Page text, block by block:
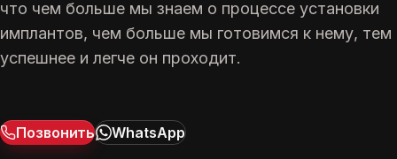
что чем больше мы знаем о процессе установки
имплантов, чем больше мы готовимся к нему, тем
успешнее и легче он проходит.
Позвонить WhatsApp